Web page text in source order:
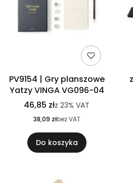
PV9154 | Gry planszowe
Yatzy VINGA VG096-04
46,85 złz 23% VAT
38,09 złbez VAT
Do koszyka